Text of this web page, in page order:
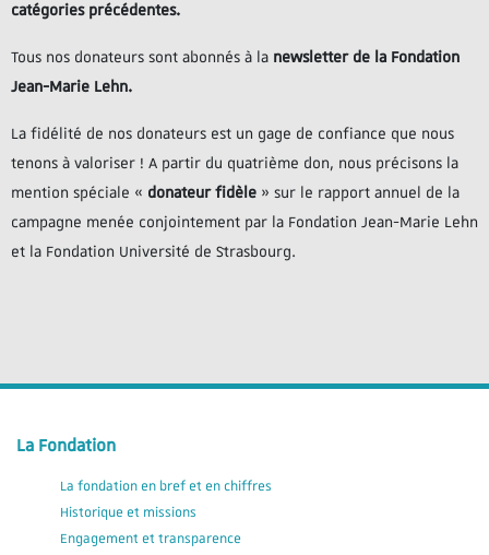
catégories précédentes.
Tous nos donateurs sont abonnés à la newsletter de la Fondation
Jean-Marie Lehn.
La fidélité de nos donateurs est un gage de confiance que nous
tenons à valoriser ! A partir du quatrième don, nous précisons la
mention spéciale « donateur fidèle » sur le rapport annuel de la
campagne menée conjointement par la Fondation Jean-Marie Lehn
et la Fondation Université de Strasbourg.
La Fondation
La fondation en bref et en chiffres
Historique et missions
Engagement et transparence